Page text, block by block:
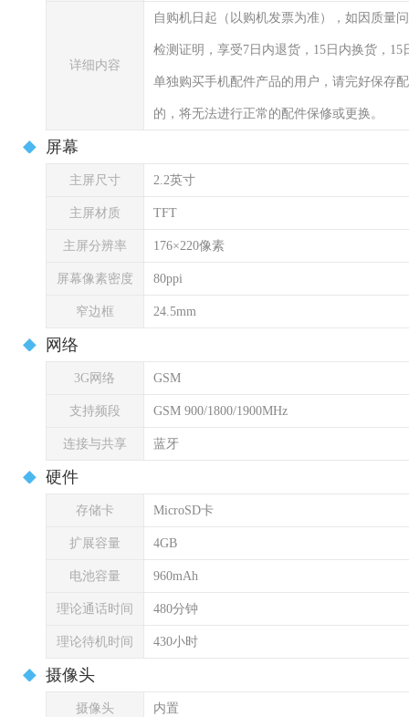
详细内容
自购机日起（以购机发票为准），如因质量
检测证明，享受7日内退货，15日内换货，
单独购买手机配件产品的用户，请完好保存
的，将无法进行正常的配件保修或更换。
屏幕
主屏尺寸 2.2英寸
主屏材质 TFT
主屏分辨率 176×220像素
屏幕像素密度 80ppi
窄边框 24.5mm
网络
3G网络 GSM
支持频段 GSM 900/1800/1900MHz
连接与共享 蓝牙
硬件
存储卡 MicroSD卡
扩展容量 4GB
电池容量 960mAh
理论通话时间 480分钟
理论待机时间 430小时
摄像头
摄像头 内置